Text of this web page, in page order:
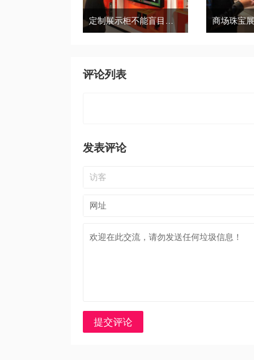
评论列表
发表评论
提交评论